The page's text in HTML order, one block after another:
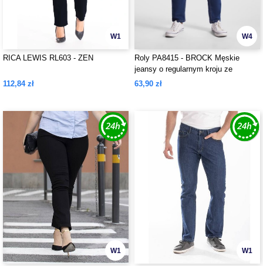
W1
RICA LEWIS RL603 - ZEN
112,84 zł
W4
Roly PA8415 - BROCK Męskie
jeansy o regularnym kroju ze
średnim stanem
63,90 zł
W1 W1